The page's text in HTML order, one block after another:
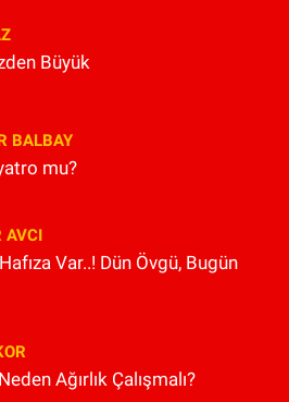
Büyük
BALBAY
mu?
AVCI
Var..! Dün Övgü, Bugün
Ağırlık Çalışmalı?